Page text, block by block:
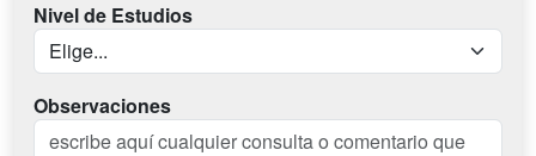
Nivel de Estudios
Observaciones